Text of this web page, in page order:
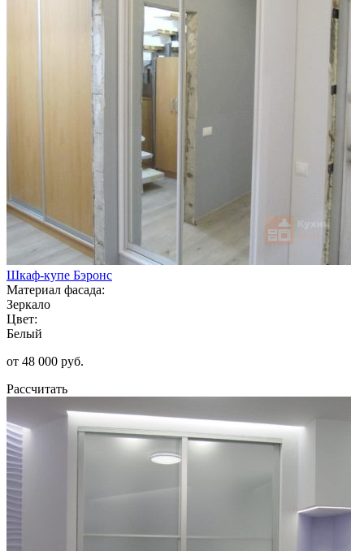
Шкаф-купе Бэронс
Материал фасада:
Зеркало
Цвет:
Белый
от 48 000 руб.
Рассчитать